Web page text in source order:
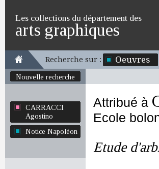
Les collections du département des
arts graphiques
Recherche sur : Oeuvres
Nouvelle recherche
CARRACCI
Agostino
Notice Napoléon
Attribué à
Ecole
Etude